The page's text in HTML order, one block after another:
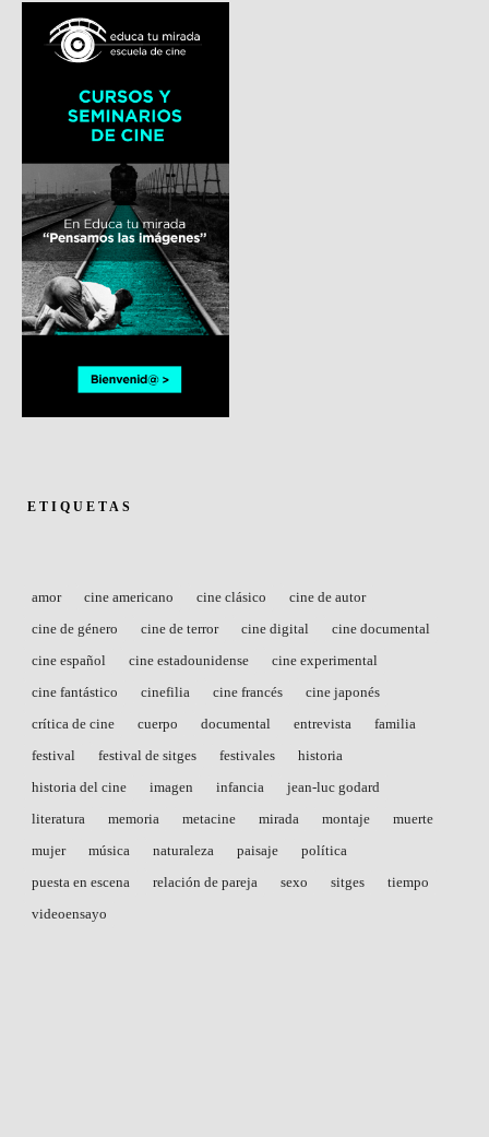
ETIQUETAS
amor cine americano cine clásico
cine de autor
cine de género
cine de terror cine digital
cine documental
cine español
cine estadounidense
cine experimental
cine fantástico
cinefilia cine francés
cine japonés
crítica de cine
cuerpo documental entrevista
familia
festival
festival de sitges festivales
historia
historia del cine
imagen infancia
jean-luc godard
literatura
memoria metacine mirada montaje
muerte
mujer
música naturaleza paisaje
política
puesta en escena
relación de pareja sexo sitges
tiempo
videoensayo